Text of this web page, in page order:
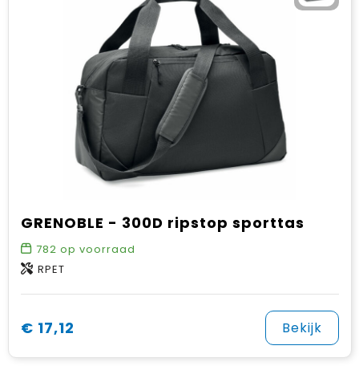
GRENOBLE - 300D ripstop sporttas
782 op voorraad
RPET
€ 17,12 Bekijk